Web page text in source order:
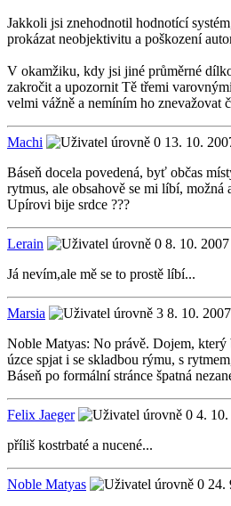
Jakkoli jsi znehodnotil hodnotící
prokázat neobjektivitu a poškození
V okamžiku, kdy jsi jiné průměrné
zakročit a upozornit Tě třemi
velmi vážně a nemíním ho znevažovat
Machi
13. 10.
Báseň docela povedená, byť občas
rytmus, ale obsahově se mi líbí, možná
Upírovi bije srdce ???
Lerain
8. 10.
Já nevím,ale mě se to prostě líbí...
Marsia
8. 10.
Noble Matyas: No právě. Dojem, který
úzce spjat i se skladbou rýmu, s
Báseň po formální stránce špatná
Felix Jaeger
4.
příliš kostrbaté a nucené...
Noble Matyas
24.